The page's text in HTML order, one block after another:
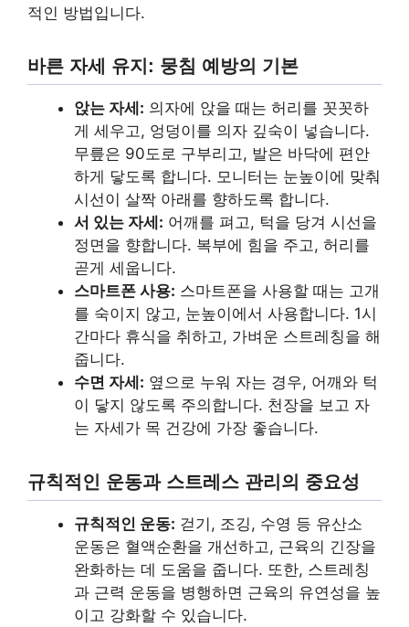
적인 방법입니다.
바른 자세 유지: 뭉침 예방의 기본
앉는 자세: 의자에 앉을 때는 허리를 꼿꼿하
게 세우고, 엉덩이를 의자 깊숙이 넣습니다.
무릎은 90도로 구부리고, 발은 바닥에 편안
하게 닿도록 합니다. 모니터는 눈높이에 맞춰
시선이 살짝 아래를 향하도록 합니다.
서 있는 자세: 어깨를 펴고, 턱을 당겨 시선을
정면을 향합니다. 복부에 힘을 주고, 허리를
곧게 세웁니다.
스마트폰 사용: 스마트폰을 사용할 때는 고개
를 숙이지 않고, 눈높이에서 사용합니다. 1시
간마다 휴식을 취하고, 가벼운 스트레칭을 해
줍니다.
수면 자세: 옆으로 누워 자는 경우, 어깨와 턱
이 닿지 않도록 주의합니다. 천장을 보고 자
는 자세가 목 건강에 가장 좋습니다.
규칙적인 운동과 스트레스 관리의 중요성
규칙적인 운동: 걷기, 조깅, 수영 등 유산소
운동은 혈액순환을 개선하고, 근육의 긴장을
완화하는 데 도움을 줍니다. 또한, 스트레칭
과 근력 운동을 병행하면 근육의 유연성을 높
이고 강화할 수 있습니다.